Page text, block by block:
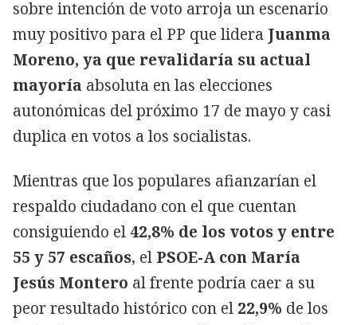
sobre intención de voto arroja un escenario
muy positivo para el PP que lidera Juanma
Moreno, ya que revalidaría su actual
mayoría absoluta en las elecciones
autonómicas del próximo 17 de mayo y casi
duplica en votos a los socialistas.
Mientras que los populares afianzarían el
respaldo ciudadano con el que cuentan
consiguiendo el 42,8% de los votos y entre
55 y 57 escaños, el PSOE-A con María
Jesús Montero al frente podría caer a su
peor resultado histórico con el 22,9% de los